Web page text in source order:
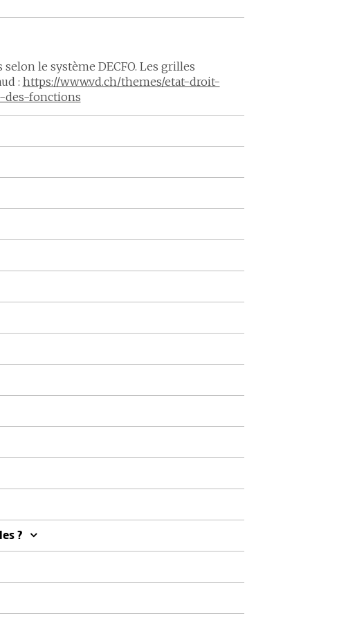
le système DECFO. Les grilles
: https://www.vd.ch/themes/etat-droit-
des-fonctions
?